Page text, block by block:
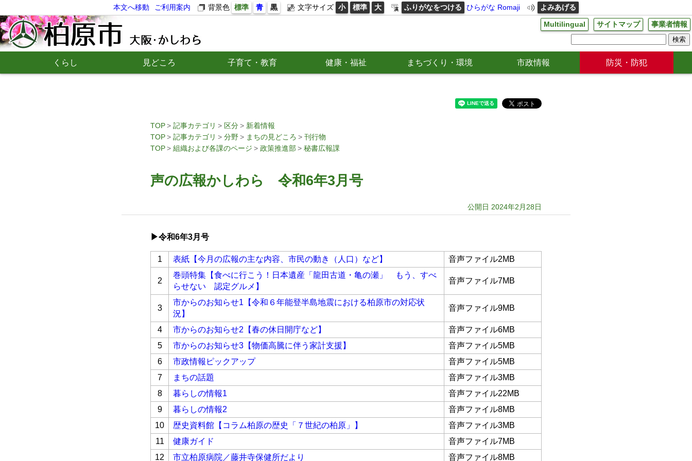
本文へ移動 ご利用案内 背景色 標準 青 黒 文字サイズ 小 標準 大 ふりがなをつける ひらがな Romaji よみあげる
Multilingual サイトマップ 事業者情報
くらし 見どころ 子育て・教育 健康・福祉 まちづくり・環境 市政情報 防災・防犯
TOP 記事カテゴリ 区分
新着情報
TOP
記事カテゴリ 分野 まちの見どころ
刊行物
TOP
組織および各課のページ 政策推進部 秘書広報課
声の広報かしわら 令和6年3月号
公開日 2024年2月28日
▶令和6年3月号
1 表紙【今月の広報の主な内容、市民の動き（人口）など】 音声ファイル2MB
2
巻頭特集【食べに行こう！日本遺産「龍田古道・亀の瀬」 もう、すべ
らせない 認定グルメ】
音声ファイル7MB
3
市からのお知らせ1【令和６年能登半島地震における柏原市の対応状
況】
音声ファイル9MB
4 市からのお知らせ2【春の休日開庁など】
音声ファイル6MB
5
市からのお知らせ3【物価高騰に伴う家計支援】
音声ファイル5MB
6
市政情報ピックアップ
音声ファイル5MB
7
まちの話題
音声ファイル3MB
8
暮らしの情報1
音声ファイル22MB
9
暮らしの情報2
音声ファイル8MB
10
歴史資料館【コラム柏原の歴史「７世紀の柏原」】
音声ファイル3MB
11
健康ガイド
音声ファイル7MB
12
市立柏原病院／藤井寺保健所だより 音声ファイル8MB